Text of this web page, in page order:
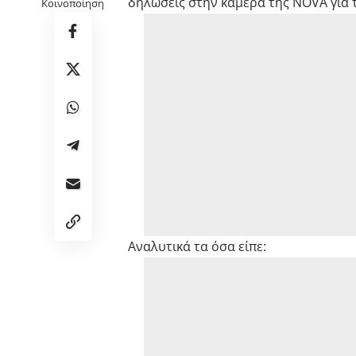
Κοινοποίηση
Αναλυτικά τα όσα είπε: